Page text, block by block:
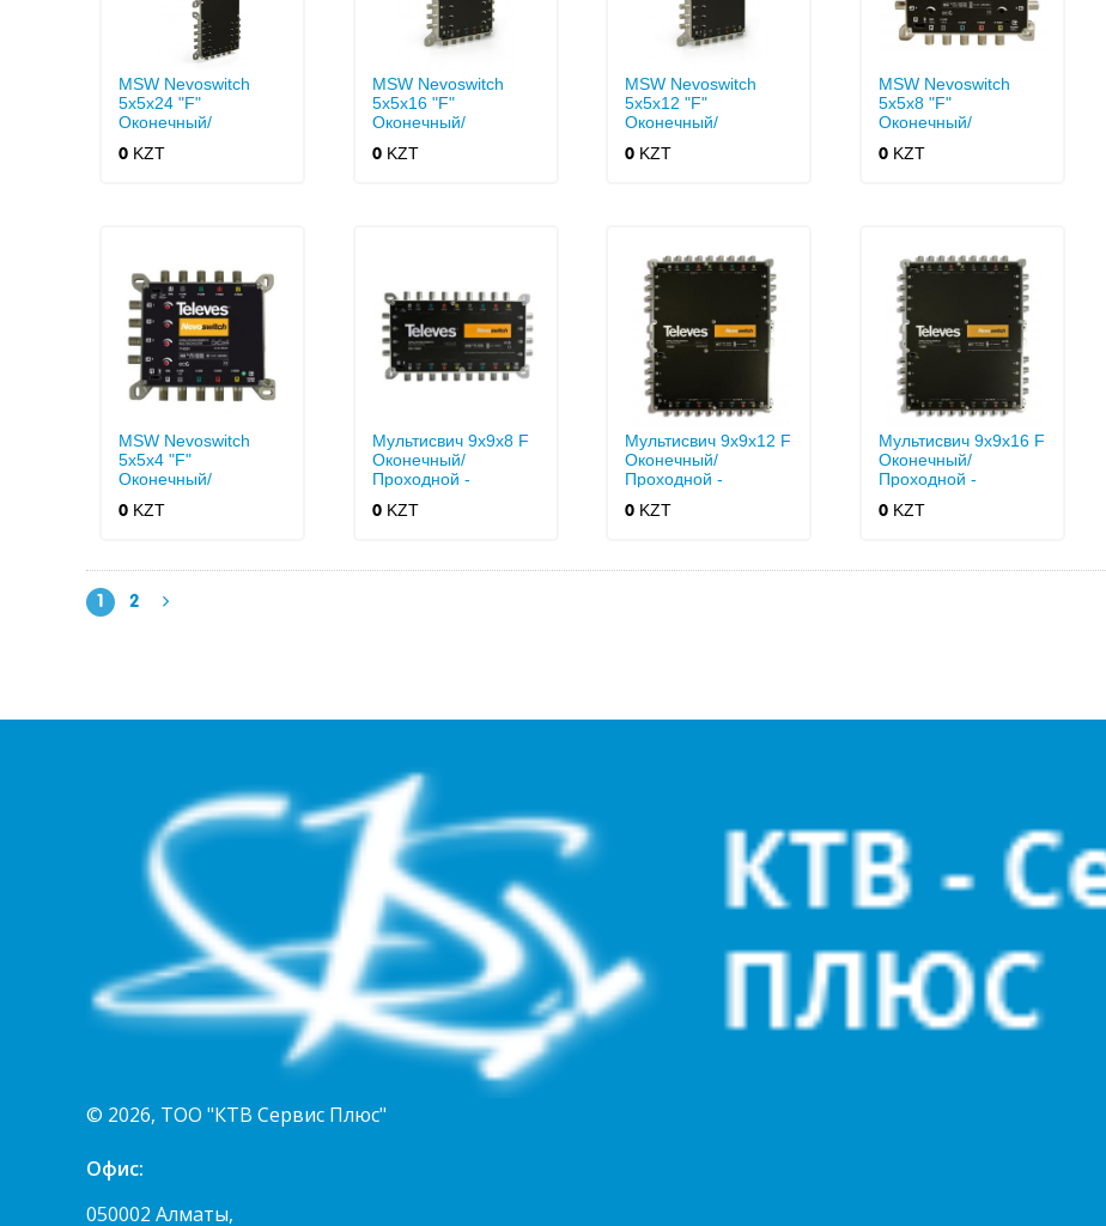
MSW Nevoswitch
5x5x24 "F"
Оконечный/
0 KZT
MSW Nevoswitch
5x5x16 "F"
Оконечный/
0KZT
MSW Nevoswitch
5x5x12 "F"
Оконечный/
0 KZT
MSW Nevoswitch
5x5x8 "F"
Оконечный/
0KZT
MSW Nevoswitch
5x5x4 "F"
Оконечный/
0 KZT
Мультисвич 9x9x8 F
Оконечный/
Проходной -
0KZT
Мультисвич 9x9x12 F
Оконечный/
Проходной -
0 KZT
Мультисвич 9x9x16 F
Оконечный/
Проходной -
0KZT
1 2
© 2026, ТОО "КТВ Сервис Плюс"
Офис:
050002 Алматы,